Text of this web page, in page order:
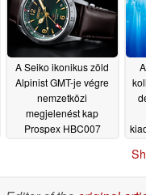
A Seiko ikonikus zöld
Alpinist GMT-je végre
nemzetközi
megjelenést kap
Prospex HBC007